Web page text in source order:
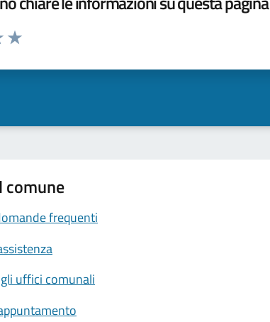
la pagina
comune
frequenti
uffici comunali